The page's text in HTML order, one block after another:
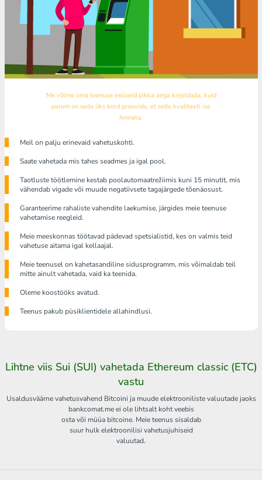
Me võime oma teenuse eeliseid pikka aega kirjeldada, kuid
parem on seda üks kord proovida, et selle kvaliteeti ise
hinnata.
Meil ​​on palju erinevaid vahetuskohti.
Saate vahetada mis tahes seadmes ja igal pool.
Taotluste töötlemine kestab poolautomaatrežiimis kuni 15 minutit, mis
vähendab vigade või muude negatiivsete tagajärgede tõenäosust.
Garanteerime rahaliste vahendite laekumise, järgides meie teenuse
vahetamise reegleid.
Meie meeskonnas töötavad pädevad spetsialistid, kes on valmis teid
vahetuse aitama igal kellaajal.
Meie teenusel on kahetasandiline sidusprogramm, mis võimaldab teil
mitte ainult vahetada, vaid ka teenida.
Oleme koostööks avatud.
Teenus pakub püsiklientidele allahindlusi.
Lihtne viis Sui (SUI) vahetada Ethereum classic (ETC)
vastu
Usaldusväärne vahetusvahend Bitcoini ja muude elektrooniliste valuutade jaoks
bankcomat.me ei ole lihtsalt koht veebis
osta või müüa bitcoine. Meie teenus sisaldab
suur hulk elektroonilisi vahetusjuhiseid
valuutad.